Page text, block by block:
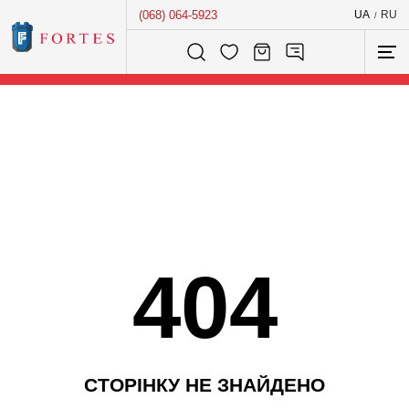
(068) 064-5923 UA / RU
Розумний пошук...
404
СТОРІНКУ НЕ ЗНАЙДЕНО